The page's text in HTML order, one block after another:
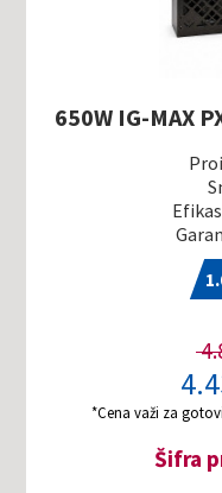
650W IG-MAX
*Cena važi za
Šifra